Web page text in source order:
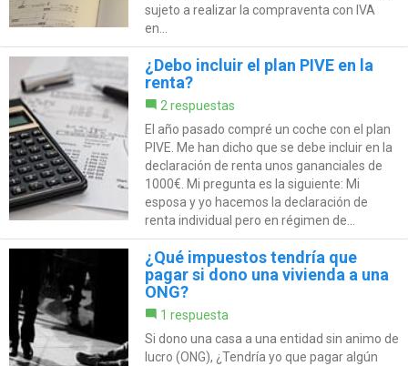
sujeto a realizar la compraventa con IVA
en...
¿Debo incluir el plan PIVE en la
renta?
2 respuestas
El año pasado compré un coche con el plan
PIVE. Me han dicho que se debe incluir en la
declaración de renta unos gananciales de
1000€. Mi pregunta es la siguiente: Mi
esposa y yo hacemos la declaración de
renta individual pero en régimen de...
¿Qué impuestos tendría que
pagar si dono una vivienda a una
ONG?
1 respuesta
Si dono una casa a una entidad sin animo de
lucro (ONG), ¿Tendría yo que pagar algún